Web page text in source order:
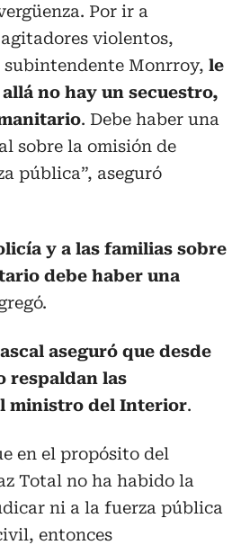
Por ir a
violentos,
subintendente Monrroy, le
no hay un secuestro,
. Debe haber una
sobre la omisión de
pública”, aseguró
y a las familias sobre
debe haber una
aseguró que desde
respaldan las
ministro del Interior.
en el propósito del
Total no ha habido la
ni a la fuerza pública
entonces